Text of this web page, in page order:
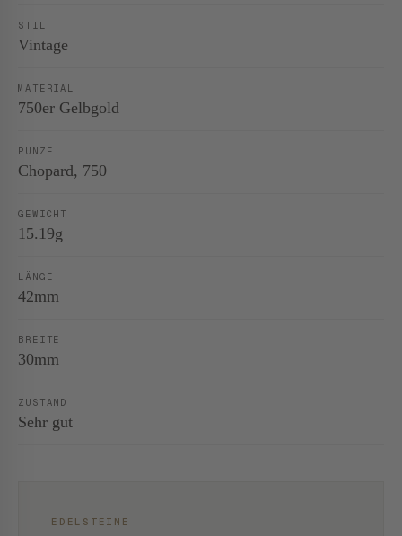
STIL
Vintage
MATERIAL
750er Gelbgold
PUNZE
Chopard, 750
GEWICHT
15.19g
LÄNGE
42mm
BREITE
30mm
ZUSTAND
Sehr gut
EDELSTEINE